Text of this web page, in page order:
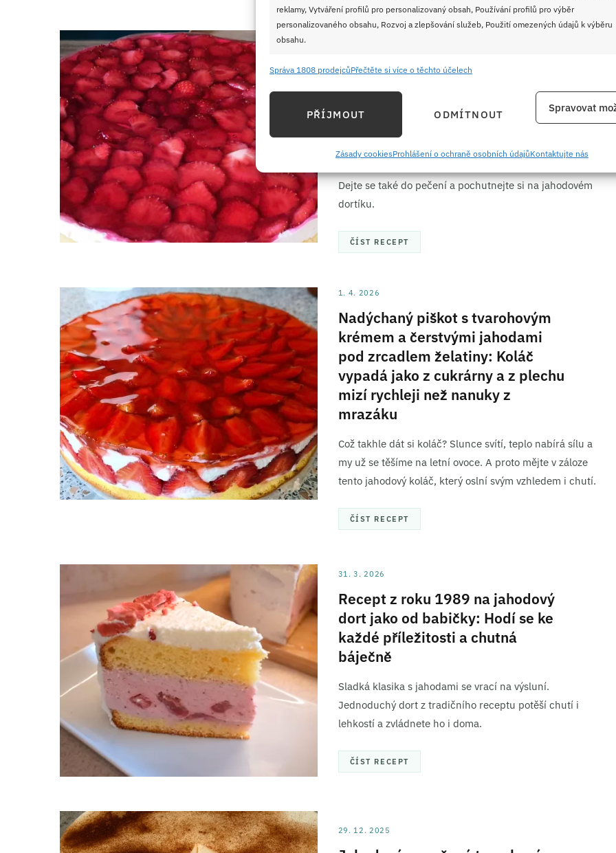
reklamy, Vytváření profilů pro personalizovaný obsah, Používání profilů pro výběr
personalizovaného obsahu, Rozvoj a zlepšování služeb, Použití omezených údajů k výběru
obsahu.
Funkce
Identifikace zařízení na základě automaticky přenášených informací.
Používání přesných údajů o zeměpisné poloze, Identifikace zařízení na
základě aktivně požadovaných informací.
Zajištění bezpečnosti, předcházení a zjišťování podvodů a
odstraňování chyb, Poskytování a zobrazování reklamy a obsahu,
Ukládání a sdělování voleb ochrany osobních údajů.
Správa 1808 prodejcůPřečtěte si více o těchto účelech
PŘÍJMOUT ODMÍTNOUT
Spravovat
Zásady cookiesProhlášení o ochraně osobních údajůKontaktujte nás
piškotem a krémem z tvarohu a
hlavně s lahodnými jahodami v
želé vrstvě
Tak tohle je snad největší klasika každého cukrařícího
Dejte se také do pečení a pochutnejte si na jahodovém
dortíku.
ČÍST RECEPT
1. 4. 2026
Nadýchaný piškot s tvarohovým
krémem a čerstvými jahodami
pod zrcadlem želatiny: Koláč
vypadá jako z cukrárny a z plechu
mizí rychleji než nanuky z
mrazáku
Což takhle dát si koláč? Slunce svítí, teplo nabírá sílu a
my už se těšíme na letní ovoce. A proto mějte v záloze
tento jahodový koláč, který oslní svým vzhledem i chutí.
ČÍST RECEPT
31. 3. 2026
Recept z roku 1989 na jahodový
dort jako od babičky: Hodí se ke
každé příležitosti a chutná
báječně
Sladká klasika s jahodami se vrací na výsluní.
Jednoduchý dort z tradičního receptu potěší chutí i
lehkostí a zvládnete ho i doma.
ČÍST RECEPT
29. 12. 2025